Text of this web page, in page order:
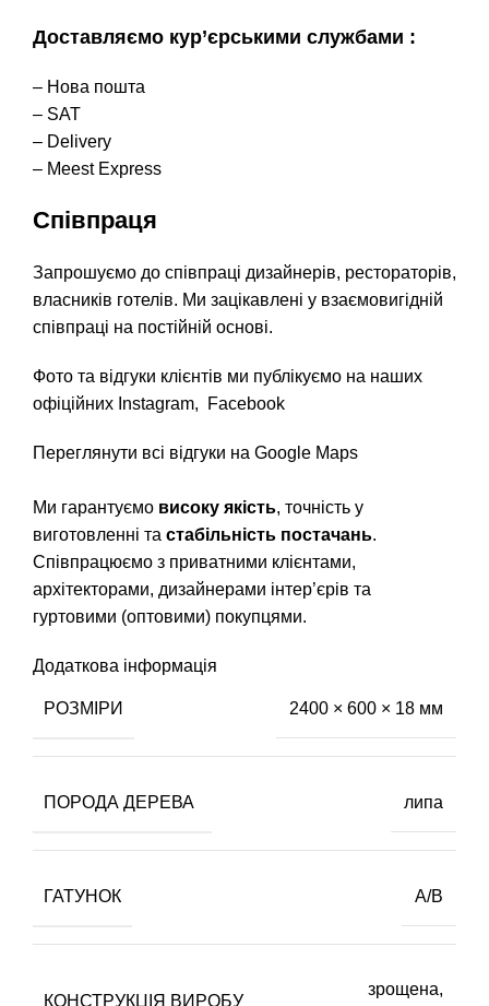
Доставляємо кур’єрськими службами :
– Нова пошта
– SAT
– Delivery
– Meest Express
Співпраця
Запрошуємо до співпраці дизайнерів, рестораторів,
власників готелів. Ми зацікавлені у взаємовигідній
співпраці на постійній основі.
Фото та відгуки клієнтів ми публікуємо на наших
офіційних Instagram, Facebook
Переглянути всі відгуки на Google Maps
Ми гарантуємо високу якість, точність у
виготовленні та стабільність постачань.
Співпрацюємо з приватними клієнтами,
архітекторами, дизайнерами інтер’єрів та
гуртовими (оптовими) покупцями.
Додаткова інформація
РОЗМІРИ 2400 × 600 × 18 мм
ПОРОДА ДЕРЕВА липа
ГАТУНОК А/В
КОНСТРУКЦІЯ ВИРОБУ
зрощена,